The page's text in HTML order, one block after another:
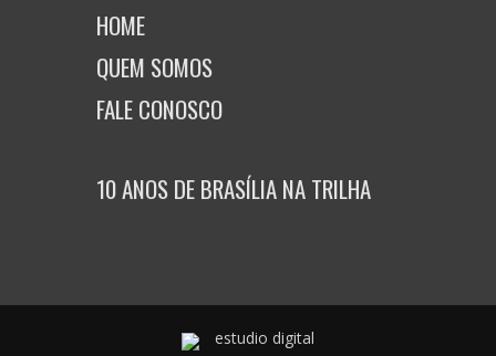
HOME
QUEM SOMOS
FALE CONOSCO
10 ANOS DE BRASÍLIA NA TRILHA
estudio digital